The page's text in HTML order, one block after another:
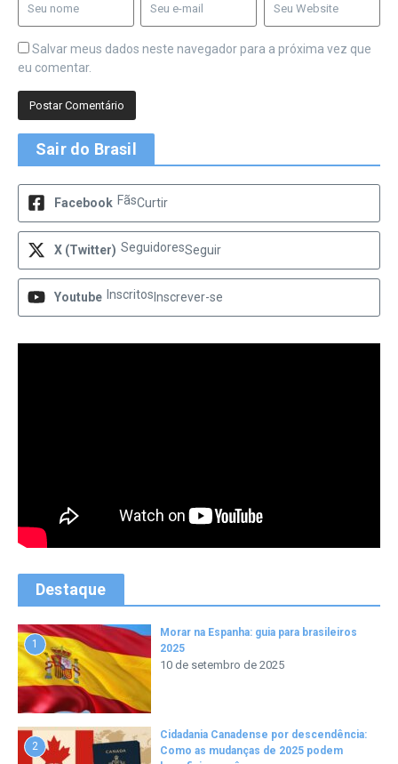
Salvar meus dados neste navegador para a próxima vez que
eu comentar.
Sair do Brasil
Facebook FãsCurtir
X (Twitter) SeguidoresSeguir
Youtube Inscritos Inscrever-se
Destaque
1
Morar na Espanha: guia para brasileiros
2025
10 de setembro de 2025
2
Cidadania Canadense por descendência:
Como as mudanças de 2025 podem